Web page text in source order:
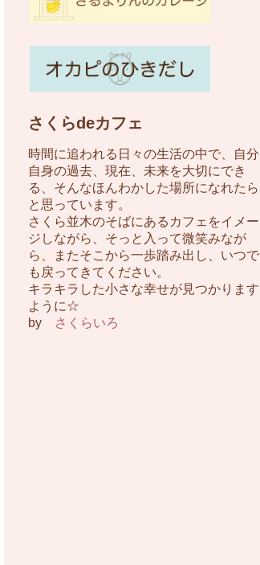
さくらdeカフェ
時間に追われる日々の生活の中で、自分
自身の過去、現在、未来を大切にでき
る、そんなほんわかした場所になれたら
と思っています。
さくら並木のそばにあるカフェをイメー
ジしながら、そっと入って微笑みなが
ら、またそこから一歩踏み出し、いつで
も戻ってきてください。
キラキラした小さな幸せが見つかります
ように☆
by
さくらいろ